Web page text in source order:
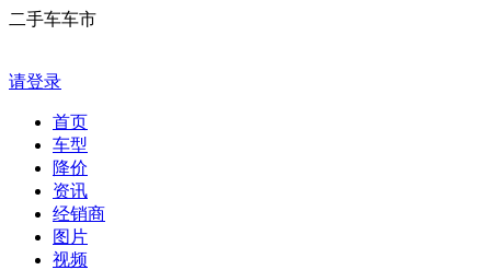
二手车车市
请登录
首页
车型
降价
资讯
经销商
图片
视频